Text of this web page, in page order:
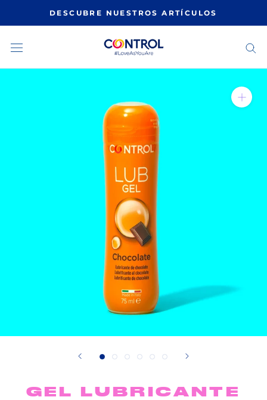
DESCUBRE NUESTROS ARTÍCULOS
GEL LUBRICANTE